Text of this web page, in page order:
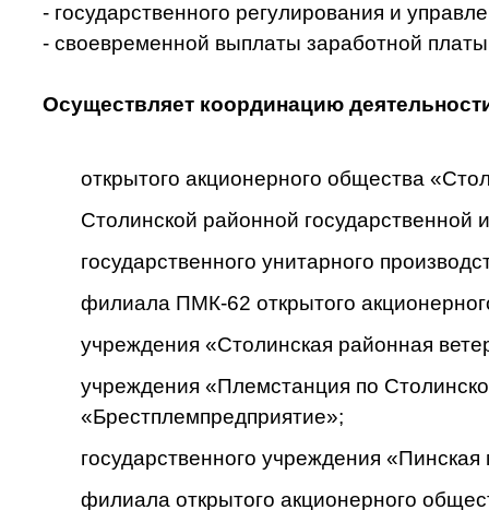
- государственного регулирования и
- своевременной выплаты заработной
Осуществляет координацию
открытого акционерного общества
Столинской районной государственной
государственного унитарного
филиала ПМК-62 открытого
учреждения «Столинская районная
учреждения «Племстанция по
«Брестплемпредприятие»;
государственного учреждения
филиала открытого акционерного